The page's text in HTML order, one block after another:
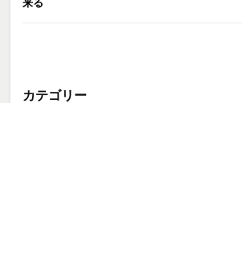
来る
カテゴリー